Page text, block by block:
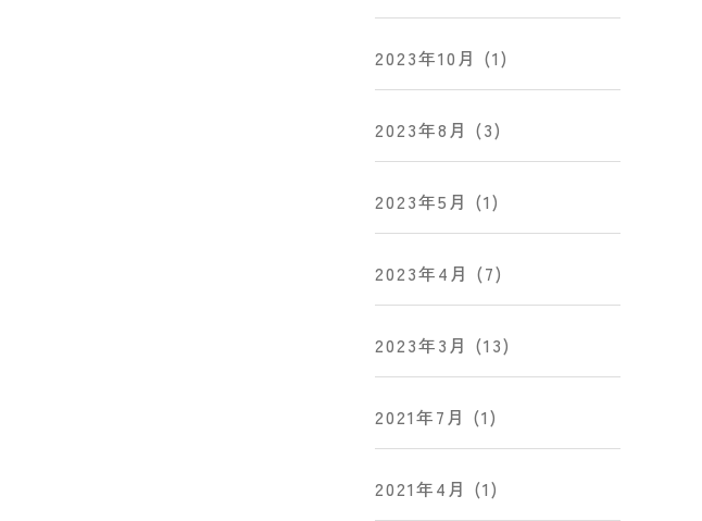
2023年10月 (1)
2023年8月 (3)
2023年5月 (1)
2023年4月 (7)
2023年3月 (13)
2021年7月 (1)
2021年4月 (1)